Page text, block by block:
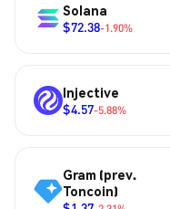
Solana
$72.38-1.90%
Injective
$4.57-5.88%
Gram (prev.
Toncoin)